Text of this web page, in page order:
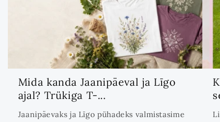
Mida kanda Jaanipäeval ja Līgo
ajal? Trükiga T-...
Jaanipäevaks ja Līgo pühadeks valmistasime